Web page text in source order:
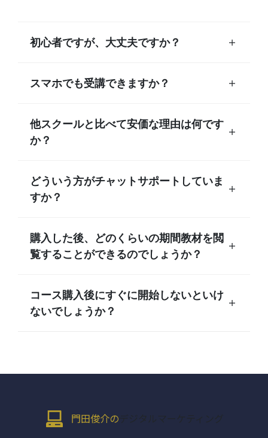
初心者ですが、大丈夫ですか？
スマホでも受講できますか？
他スクールと比べて安価な理由は何です
か？
どういう方がチャットサポートしていま
すか？
購入した後、どのくらいの期間教材を閲
覧することができるのでしょうか？
コース購入後にすぐに開始しないといけ
ないでしょうか？
門田俊介の デジタルマーケティング